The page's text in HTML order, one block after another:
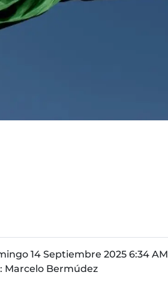
14 Septiembre 2025 6:34 AM
Marcelo Bermúdez